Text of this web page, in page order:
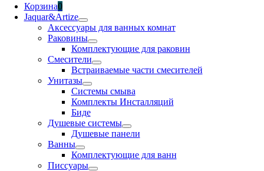
Корзина0
Jaquar&Artize
Аксессуары для ванных комнат
Раковины
Комплектующие для раковин
Смесители
Встраиваемые части смесителей
Унитазы
Системы смыва
Комплекты Инсталляций
Биде
Душевые системы
Душевые панели
Ванны
Комплектующие для ванн
Писсуары